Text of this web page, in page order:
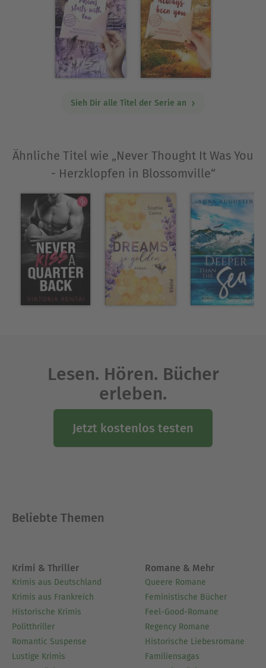
größten Leidenschaft aus: dem Schreiben. Wenn
man sie nicht tippend an ihrem Laptop findet,
liest sie Liebesromane, schaut romantisch-lustige
Serien oder erkundet mit ihrer Hündin die
Nordseeinseln. Auf Instagram ist sie unter
Sieh Dir alle Titel der Serie an
Ähnliche Titel wie „Never Thought It Was You
- Herzklopfen in Blossomville“
Lesen. Hören. Bücher
erleben.
Jetzt kostenlos testen
Beliebte Themen
Krimi & Thriller
Krimis aus Deutschland
Krimis aus Frankreich
Historische Krimis
Politthriller
Romantic Suspense
Lustige Krimis
Romane & Mehr
Queere Romane
Feministische Bücher
Feel-Good-Romane
Regency Romane
Historische Liebesromane
Familiensagas